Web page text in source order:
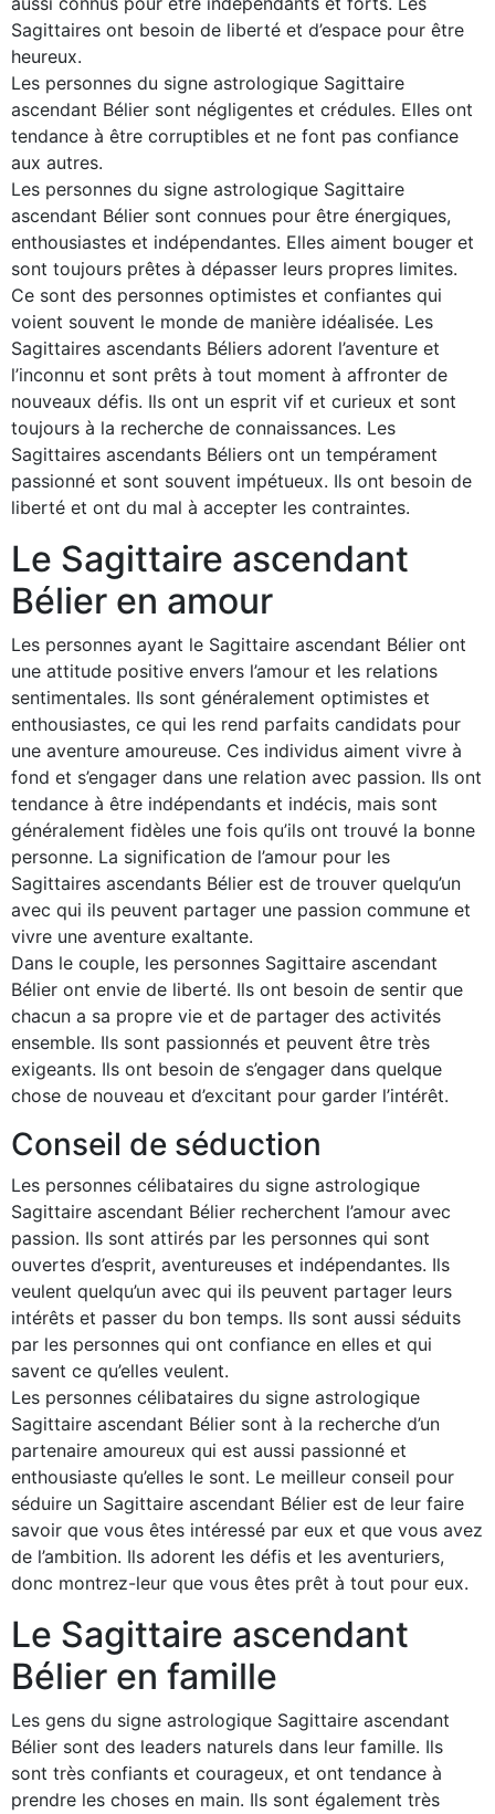
Sagittaires ont besoin de liberté et d’espace pour être
heureux.
Les personnes du signe astrologique Sagittaire
ascendant Bélier sont négligentes et crédules. Elles ont
tendance à être corruptibles et ne font pas confiance
aux autres.
Les personnes du signe astrologique Sagittaire
ascendant Bélier sont connues pour être énergiques,
enthousiastes et indépendantes. Elles aiment bouger et
sont toujours prêtes à dépasser leurs propres limites.
Ce sont des personnes optimistes et confiantes qui
voient souvent le monde de manière idéalisée. Les
Sagittaires ascendants Béliers adorent l’aventure et
l’inconnu et sont prêts à tout moment à affronter de
nouveaux défis. Ils ont un esprit vif et curieux et sont
toujours à la recherche de connaissances. Les
Sagittaires ascendants Béliers ont un tempérament
passionné et sont souvent impétueux. Ils ont besoin de
liberté et ont du mal à accepter les contraintes.
Le Sagittaire ascendant
Bélier en amour
Les personnes ayant le Sagittaire ascendant Bélier ont
une attitude positive envers l’amour et les relations
sentimentales. Ils sont généralement optimistes et
enthousiastes, ce qui les rend parfaits candidats pour
une aventure amoureuse. Ces individus aiment vivre à
fond et s’engager dans une relation avec passion. Ils ont
tendance à être indépendants et indécis, mais sont
généralement fidèles une fois qu’ils ont trouvé la bonne
personne. La signification de l’amour pour les
Sagittaires ascendants Bélier est de trouver quelqu’un
avec qui ils peuvent partager une passion commune et
vivre une aventure exaltante.
Dans le couple, les personnes Sagittaire ascendant
Bélier ont envie de liberté. Ils ont besoin de sentir que
chacun a sa propre vie et de partager des activités
ensemble. Ils sont passionnés et peuvent être très
exigeants. Ils ont besoin de s’engager dans quelque
chose de nouveau et d’excitant pour garder l’intérêt.
Conseil de séduction
Les personnes célibataires du signe astrologique
Sagittaire ascendant Bélier recherchent l’amour avec
passion. Ils sont attirés par les personnes qui sont
ouvertes d’esprit, aventureuses et indépendantes. Ils
veulent quelqu’un avec qui ils peuvent partager leurs
intérêts et passer du bon temps. Ils sont aussi séduits
par les personnes qui ont confiance en elles et qui
savent ce qu’elles veulent.
Les personnes célibataires du signe astrologique
Sagittaire ascendant Bélier sont à la recherche d’un
partenaire amoureux qui est aussi passionné et
enthousiaste qu’elles le sont. Le meilleur conseil pour
séduire un Sagittaire ascendant Bélier est de leur faire
savoir que vous êtes intéressé par eux et que vous avez
de l’ambition. Ils adorent les défis et les aventuriers,
donc montrez-leur que vous êtes prêt à tout pour eux.
Le Sagittaire ascendant
Bélier en famille
Les gens du signe astrologique Sagittaire ascendant
Bélier sont des leaders naturels dans leur famille. Ils
sont très confiants et courageux, et ont tendance à
prendre les choses en main. Ils sont également très